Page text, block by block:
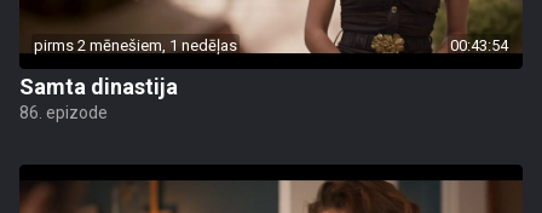
pirms 2 mēnešiem, 1 nedēļas 00:43:54
Samta dinastija
86. epizode